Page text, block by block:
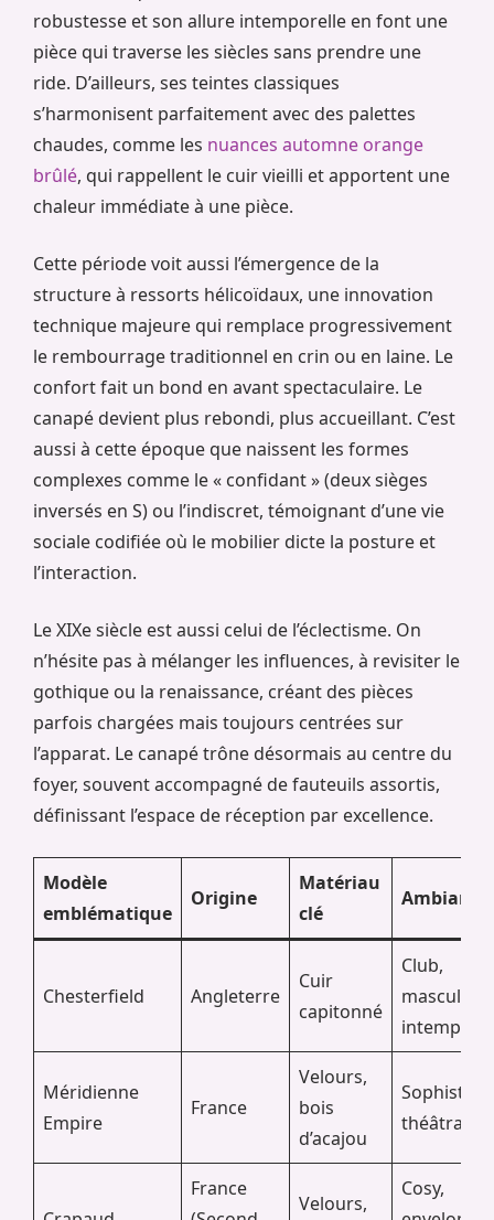
robustesse et son allure intemporelle en font une
pièce qui traverse les siècles sans prendre une
ride. D’ailleurs, ses teintes classiques
s’harmonisent parfaitement avec des palettes
chaudes, comme les nuances automne orange
brûlé, qui rappellent le cuir vieilli et apportent une
chaleur immédiate à une pièce.
Cette période voit aussi l’émergence de la
structure à ressorts hélicoïdaux, une innovation
technique majeure qui remplace progressivement
le rembourrage traditionnel en crin ou en laine. Le
confort fait un bond en avant spectaculaire. Le
canapé devient plus rebondi, plus accueillant. C’est
aussi à cette époque que naissent les formes
complexes comme le « confidant » (deux sièges
inversés en S) ou l’indiscret, témoignant d’une vie
sociale codifiée où le mobilier dicte la posture et
l’interaction.
Le XIXe siècle est aussi celui de l’éclectisme. On
n’hésite pas à mélanger les influences, à revisiter le
gothique ou la renaissance, créant des pièces
parfois chargées mais toujours centrées sur
l’apparat. Le canapé trône désormais au centre du
foyer, souvent accompagné de fauteuils assortis,
définissant l’espace de réception par excellence.
Modèle
emblématique
Origine
Matériau
clé
Ambiance
Chesterfield Angleterre
Cuir
capitonné
Club,
masculin,
intemporel
Méridienne
Empire
France
Velours,
bois
d’acajou
théâtral
France
Velours,
Cosy,